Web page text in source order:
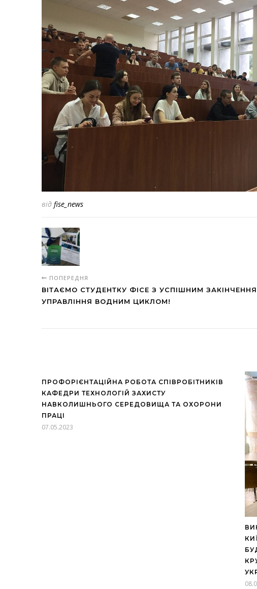
від fise_news
ПОПЕРЕДНЯ
ВІТАЄМО СТУДЕНТКУ ФІСЕ З УСПІШНИМ
УПРАВЛІННЯ ВОДНИМ ЦИКЛОМ!
ПРОФОРІЄНТАЦІЙНА РОБОТА СПІВРОБІТНИКІВ
КАФЕДРИ ТЕХНОЛОГІЙ ЗАХИСТУ
НАВКОЛИШНЬОГО СЕРЕДОВИЩА ТА ОХОРОНИ
ПРАЦІ
07.05.2023